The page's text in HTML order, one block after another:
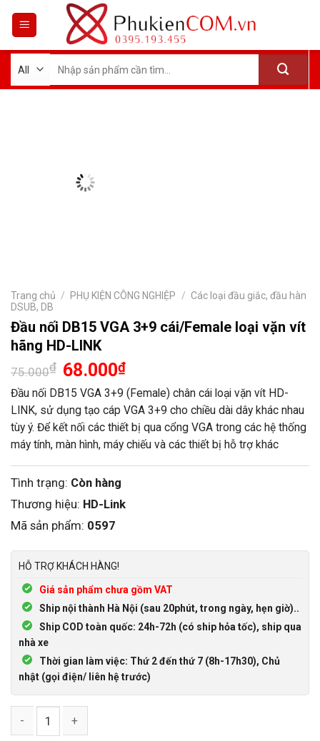
kiếm:
Trang chủ / PHỤ KIỆN CÔNG NGHIỆP / Các loại đầu giắc, đầu hàn
DSUB, DB
Đầu nối DB15 VGA 3+9 cái/Female loại vặn vít
hãng HD-LINK
75.000₫ Giá
gốc
là:
75.000₫.
68.000₫Giá
tại
là:
68.000₫.
Đầu nối DB15 VGA 3+9 (Female) chân cái loại vặn vít HD-
LINK, sử dụng tạo cáp VGA 3+9 cho chiều dài dây khác nhau
tùy ý. Để kết nối các thiết bị qua cổng VGA trong các hệ thống
máy tính, màn hình, máy chiếu và các thiết bị hỗ trợ khác
Tình trạng: Còn hàng
Thương hiệu: HD-Link
Mã sản phẩm: 0597
HỖ TRỢ KHÁCH HÀNG!
Giá sản phẩm chưa gồm VAT
Ship nội thành Hà Nội (sau 20phút, trong ngày, hẹn giờ)..
Ship COD toàn quốc: 24h-72h (có ship hỏa tốc), ship qua
nhà xe
Thời gian làm việc: Thứ 2 đến thứ 7 (8h-17h30), Chủ
nhật (gọi điện/ liên hệ trước)